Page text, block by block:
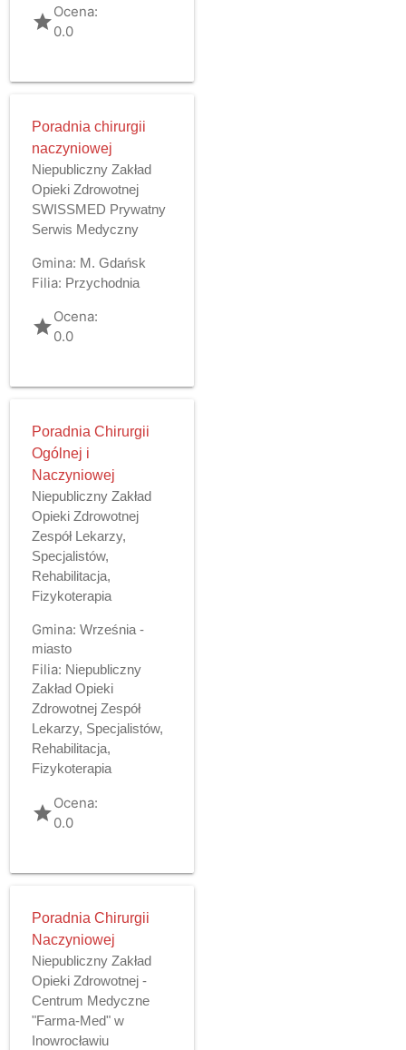
gradeOcena:
0.0
Poradnia chirurgii
naczyniowej
Niepubliczny Zakład
Opieki Zdrowotnej
SWISSMED Prywatny
Serwis Medyczny
Gmina: M. Gdańsk
Filia: Przychodnia
gradeOcena:
0.0
Poradnia Chirurgii
Ogólnej i
Naczyniowej
Niepubliczny Zakład
Opieki Zdrowotnej
Zespół Lekarzy,
Specjalistów,
Rehabilitacja,
Fizykoterapia
Gmina: Września -
miasto
Filia: Niepubliczny
Zakład Opieki
Zdrowotnej Zespół
Lekarzy, Specjalistów,
Rehabilitacja,
Fizykoterapia
gradeOcena:
0.0
Poradnia Chirurgii
Naczyniowej
Niepubliczny Zakład
Opieki Zdrowotnej -
Centrum Medyczne
"Farma-Med" w
Inowrocławiu